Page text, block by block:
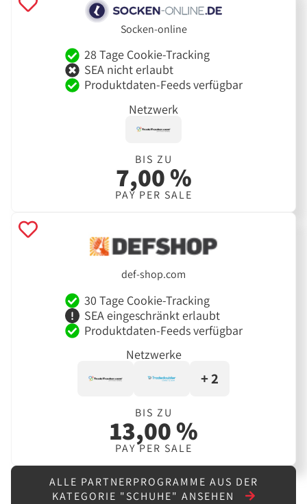
Socken-online
28 Tage Cookie-Tracking
SEA nicht erlaubt
Produktdaten-Feeds verfügbar
Netzwerk
BIS ZU
7,00 %
PAY PER SALE
def-shop.com
30 Tage Cookie-Tracking
SEA eingeschränkt erlaubt
Produktdaten-Feeds verfügbar
Netzwerke
+ 2
BIS ZU
13,00 %
PAY PER SALE
ALLE PARTNERPROGRAMME AUS DER
KATEGORIE "SCHUHE" ANSEHEN